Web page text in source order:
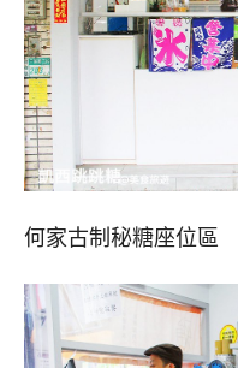
何家古制秘糖座位區